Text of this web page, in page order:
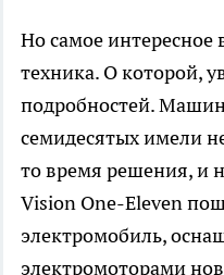
Но самое
техника. О которой,
подробностей.
семидесятых имели
то время решения, и
Vision One-Eleven
электромобиль,
электромоторами